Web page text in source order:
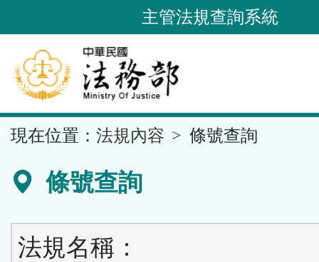
到
要
內
容
區
主管法規查詢系統
現在位置： 法規內容 條號查詢
條號查詢
法規名稱：